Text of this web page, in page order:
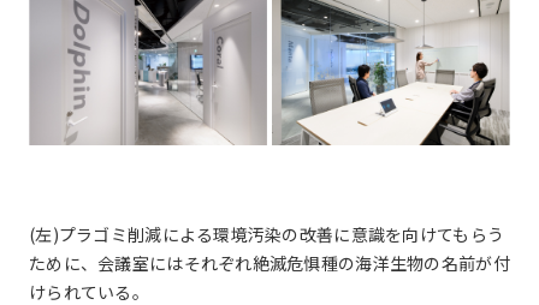
(左)プラゴミ削減による環境汚染の改善に意識を向けてもらう
ために、会議室にはそれぞれ絶滅危惧種の海洋生物の名前が付
けられている。